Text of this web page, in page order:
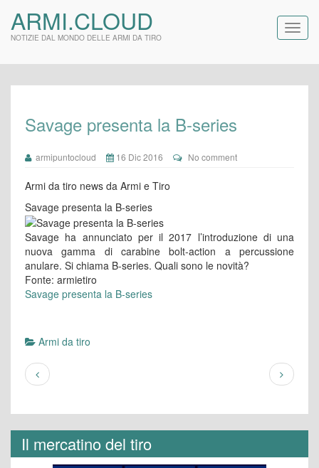
ARMI.CLOUD
NOTIZIE DAL MONDO DELLE ARMI DA TIRO
Savage presenta la B-series
armipuntocloud 16 Dic 2016 No comment
Armi da tiro news da Armi e Tiro
Savage presenta la B-series
Savage ha annunciato per il 2017 l’introduzione di una
nuova gamma di carabine bolt-action a percussione
anulare. Si chiama B-series. Quali sono le novità?
Fonte: armietiro
Savage presenta la B-series
Armi da tiro
Il mercatino del tiro